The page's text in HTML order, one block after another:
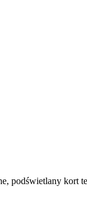
podświetlany kort